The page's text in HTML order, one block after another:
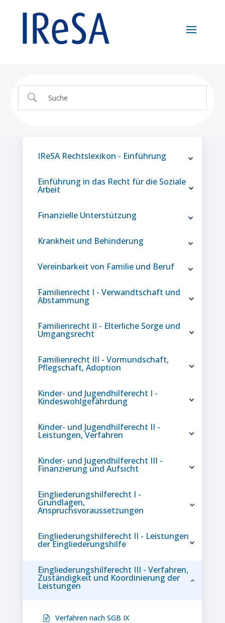
IReSA Rechtslexikon - Einführung
Einführung in das Recht für die Soziale
Arbeit
Finanzielle Unterstützung
Krankheit und Behinderung
Vereinbarkeit von Familie und Beruf
Familienrecht I - Verwandtschaft und
Abstammung
Familienrecht II - Elterliche Sorge und
Umgangsrecht
Familienrecht III - Vormundschaft,
Pflegschaft, Adoption
Kinder- und Jugendhilferecht I -
Kindeswohlgefährdung
Kinder- und Jugendhilferecht II -
Leistungen, Verfahren
Kinder- und Jugendhilferecht III -
Finanzierung und Aufsicht
Eingliederungshilferecht I -
Grundlagen,
Anspruchsvoraussetzungen
Eingliederungshilferecht II - Leistungen
der Eingliederungshilfe
Eingliederungshilferecht III - Verfahren,
Zuständigkeit und Koordinierung der
Leistungen
Verfahren nach SGB IX